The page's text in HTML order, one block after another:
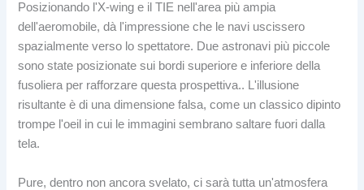
Posizionando l'X-wing e il TIE nell'area più ampia
dell'aeromobile, dà l'impressione che le navi uscissero
spazialmente verso lo spettatore. Due astronavi più piccole
sono state posizionate sui bordi superiore e inferiore della
fusoliera per rafforzare questa prospettiva.. L'illusione
risultante è di una dimensione falsa, come un classico dipinto
trompe l'oeil in cui le immagini sembrano saltare fuori dalla
tela.
Pure, dentro non ancora svelato, ci sarà tutta un'atmosfera